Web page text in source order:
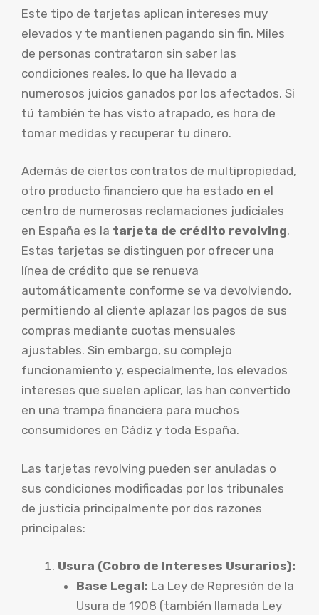
Este tipo de tarjetas aplican intereses muy
elevados y te mantienen pagando sin fin. Miles
de personas contrataron sin saber las
condiciones reales, lo que ha llevado a
numerosos juicios ganados por los afectados. Si
tú también te has visto atrapado, es hora de
tomar medidas y recuperar tu dinero.
Además de ciertos contratos de multipropiedad,
otro producto financiero que ha estado en el
centro de numerosas reclamaciones judiciales
en España es la tarjeta de crédito revolving.
Estas tarjetas se distinguen por ofrecer una
línea de crédito que se renueva
automáticamente conforme se va devolviendo,
permitiendo al cliente aplazar los pagos de sus
compras mediante cuotas mensuales
ajustables. Sin embargo, su complejo
funcionamiento y, especialmente, los elevados
intereses que suelen aplicar, las han convertido
en una trampa financiera para muchos
consumidores en Cádiz y toda España.
Las tarjetas revolving pueden ser anuladas o
sus condiciones modificadas por los tribunales
de justicia principalmente por dos razones
principales:
Usura (Cobro de Intereses Usurarios):
Base Legal: La Ley de Represión de la
Usura de 1908 (también llamada Ley